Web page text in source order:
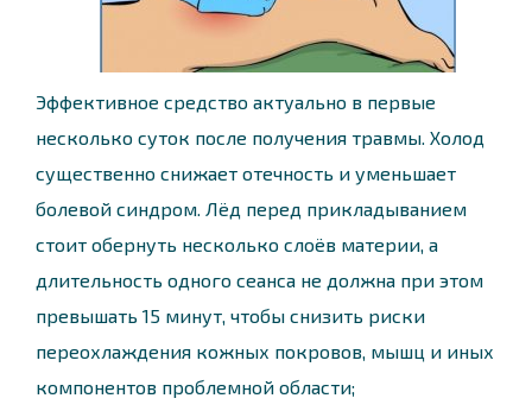
Эффективное средство актуально в первые
несколько суток после получения травмы. Холод
существенно снижает отечность и уменьшает
болевой синдром. Лёд перед прикладыванием
стоит обернуть несколько слоёв материи, а
длительность одного сеанса не должна при этом
превышать 15 минут, чтобы снизить риски
переохлаждения кожных покровов, мышц и иных
компонентов проблемной области;